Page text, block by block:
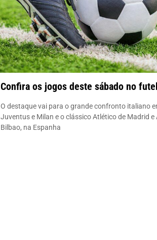
Confira os jogos deste sábado no
O destaque vai para o grande confronto italiano
Juventus e Milan e o clássico Atlético de Madrid e
Bilbao, na Espanha